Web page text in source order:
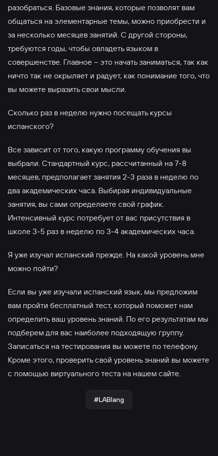
разобраться. Базовые знания, которые позволят вам
общаться на элементарные темы, можно приобрести и
за несколько месяцев занятий. С другой стороны,
требуются годы, чтобы овладеть языком в
совершенстве. Главное – это начать заниматься, так как
ничто так не окрыляет и радует, как понимание того, что
вы можете выразить свои мысли.
Сколько раз в неделю нужно посещать курсы
испанского?
Все зависит от того, какую программу обучения вы
выбрали. Стандартный курс, рассчитанный на 7-8
месяцев, предполагает занятия 2-3 раза в неделю по
два академических часа. Выбирая индивидуальные
занятия, вы сами определяете свой график.
Интенсивный курс потребует от вас присутствия в
школе 3-5 раз в неделю по 3-4 академических часа.
Я уже изучал испанский прежде. На какой уровень мне
можно пойти?
Если вы уже изучали испанский язык, мы предложим
вам пройти бесплатный тест, который поможет нам
определить ваш уровень знаний. По его результатам мы
подберем для вас наиболее подходящую группу.
Записаться на тестирования вы можете по телефону.
Кроме этого, проверить свой уровень знаний вы можете
с помощью виртуального теста на нашем сайте.
#LABlang